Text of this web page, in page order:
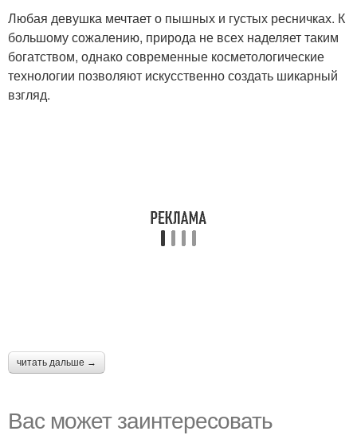
Любая девушка мечтает о пышных и густых ресничках. К
большому сожалению, природа не всех наделяет таким
богатством, однако современные косметологические
технологии позволяют искусственно создать шикарный
взгляд.
читать дальше →
Вас может заинтересовать